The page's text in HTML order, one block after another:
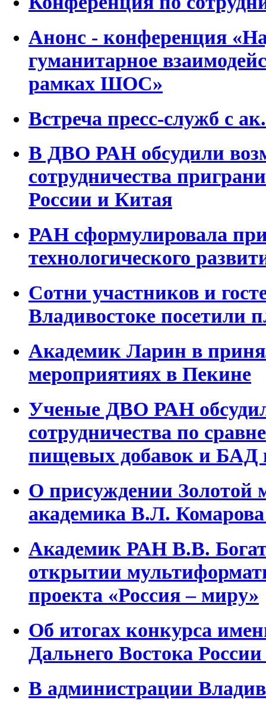
Анонс - конференция
гуманитарное
рамках ШОС»
Встреча пресс-служб с
В ДВО РАН обсудили
сотрудничества
России и Китая
РАН сформулировала
технологического
Сотни участников и
Владивостоке
Академик Ларин в
мероприятиях в Пекине
Ученые ДВО РАН
сотрудничества по
пищевых добавок и БАД
О присуждении
академика В.Л. Комарова
Академик РАН В.В.
открытии
проекта «Россия – миру»
Об итогах конкурса
Дальнего Востока России
В администрации